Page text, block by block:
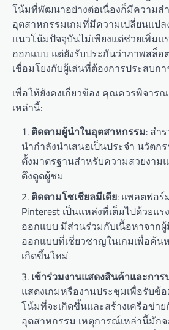
โน้มที่พัฒนาอย่างต่อเนื่องก็มีความ
อุตสาหกรรมเกมที่มีความเปลี่ยนแปล
แนวโน้มปัจจุบันไม่เพียงแต่ช่วยเพิ่มแ
ออกแบบ แต่ยังรับประกันว่าภาพสล็
เชื่อมโยงกับผู้เล่นที่ต้องการประสบ
เพื่อให้ยังคงเกี่ยวข้อง คุณควรพิจาร
เหล่านี้:
ติดตามผู้นำในอุตสาหกรรม: สำ
นำกำลังนำเสนอเป็นประจำ นวัตก
ตั้งมาตรฐานสำหรับความสวยงา
ดึงดูดผู้ชม
ติดตามโซเชียลมีเดีย: แพลตฟอร์
Pinterest เป็นแหล่งที่เต็มไปด้วยแ
ออกแบบ มีส่วนร่วมกับเนื้อหาจาก
ออกแบบที่เชี่ยวชาญในเกมเพื่อค้
เกิดขึ้นใหม่
เข้าร่วมงานแสดงสินค้าและการ
แสดงเกมหรืองานประชุมเพื่อรับข้
โน้มที่จะเกิดขึ้นและสร้างเครือข่า
อุตสาหกรรม เหตุการณ์เหล่านี้มักจ